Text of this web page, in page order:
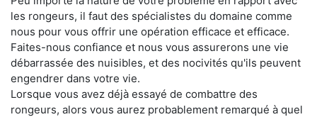
les rongeurs, il faut des spécialistes du domaine comme
nous pour vous offrir une opération efficace et efficace.
Faites-nous confiance et nous vous assurerons une vie
débarrassée des nuisibles, et des nocivités qu'ils peuvent
engendrer dans votre vie.
Lorsque vous avez déjà essayé de combattre des
rongeurs, alors vous aurez probablement remarqué à quel